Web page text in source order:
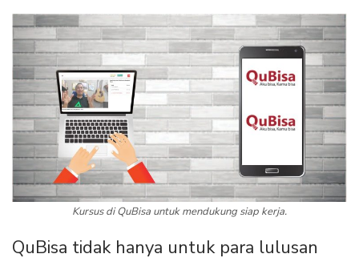
Kursus di QuBisa untuk mendukung siap kerja.
QuBisa tidak hanya untuk para lulusan